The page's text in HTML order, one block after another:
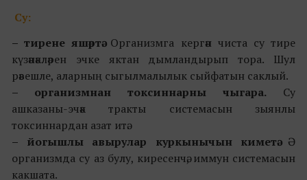
Су:
– тирене яшәртә.Организмга кергән чиста су тире
күзәнәкләрен эчке яктан дымландырып тора. Шул
рәвешле, аларның сыгылмалылык сыйфатын саклый.
– организмнан токсиннарны чыгара. Су
ашказаны-эчәк тракты системасын зыянлы
токсиннардан азат итә.
– йогышлы авырулар куркынычын киметә. Ә
организмда су аз булу, киресенчә, иммун системасын
какшата.